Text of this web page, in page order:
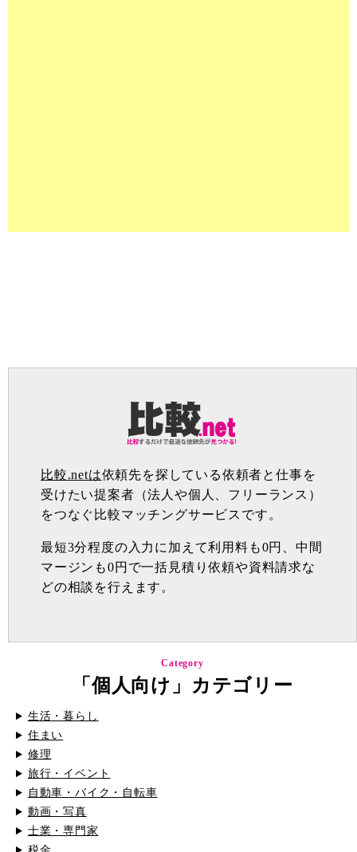
比較.netは依頼先を探している依頼者と仕事を
受けたい提案者（法人や個人、フリーランス）
をつなぐ比較マッチングサービスです。
最短3分程度の入力に加えて利用料も0円、中間
マージンも0円で一括見積り依頼や資料請求な
どの相談を行えます。
Category
「個人向け」カテゴリー
生活・暮らし
住まい
修理
旅行・イベント
自動車・バイク・自転車
動画・写真
士業・専門家